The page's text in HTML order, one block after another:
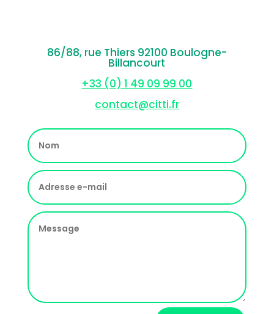
86/88, rue Thiers 92100 Boulogne-
Billancourt
+33 (0) 1 49 09 99 00
contact@citti.fr